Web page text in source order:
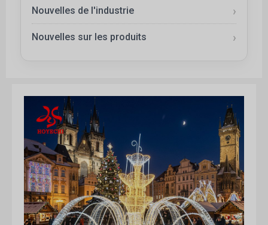
Nouvelles de l'industrie
Nouvelles sur les produits